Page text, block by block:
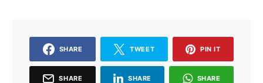
SHARE TWEET PIN IT
SHARE SHARE SHARE